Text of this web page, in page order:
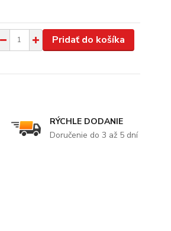
Pridať do košíka
RÝCHLE DODANIE
Doručenie do 3 až 5 dní